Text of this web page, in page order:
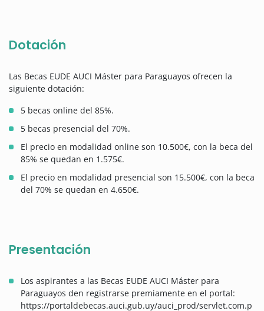
Dotación
Las Becas EUDE AUCI Máster para Paraguayos ofrecen la
siguiente dotación:
5 becas online del 85%.
5 becas presencial del 70%.
El precio en modalidad online son 10.500€, con la beca del
85% se quedan en 1.575€.
El precio en modalidad presencial son 15.500€, con la beca
del 70% se quedan en 4.650€.
Presentación
Los aspirantes a las Becas EUDE AUCI Máster para
Paraguayos den registrarse premiamente en el portal:
https://portaldebecas.auci.gub.uy/auci_prod/servlet.com.p